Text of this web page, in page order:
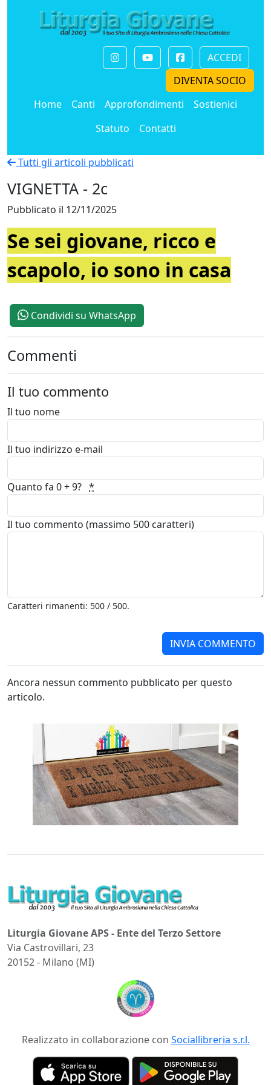
ACCEDI
DIVENTA SOCIO
Home
Canti Approfondimenti
Sostienici
Statuto
Contatti
Tutti gli articoli pubblicati
VIGNETTA - 2c
Pubblicato il 12/11/2025
Se sei giovane, ricco e
scapolo, io sono in casa
Condividi su WhatsApp
Commenti
Il tuo commento
Il tuo nome
Il tuo indirizzo e-mail
Quanto fa 0 + 9? *
Il tuo commento (massimo 500 caratteri)
Caratteri rimanenti: 500 / 500.
Ancora nessun commento pubblicato per questo
articolo.
Liturgia Giovane APS - Ente del Terzo Settore
Via Castrovillari, 23
20152 - Milano (MI)
Realizzato in collaborazione con Sociallibreria s.r.l.